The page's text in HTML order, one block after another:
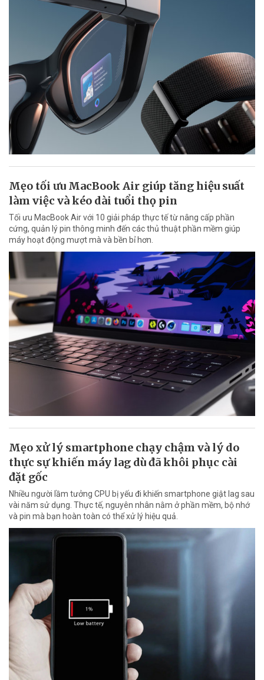
Mẹo tối ưu MacBook Air giúp tăng hiệu suất
làm việc và kéo dài tuổi thọ pin
Tối ưu MacBook Air với 10 giải pháp thực tế từ nâng cấp phần
cứng, quản lý pin thông minh đến các thủ thuật phần mềm giúp
máy hoạt động mượt mà và bền bỉ hơn.
Mẹo xử lý smartphone chạy chậm và lý do
thực sự khiến máy lag dù đã khôi phục cài
đặt gốc
Nhiều người lầm tưởng CPU bị yếu đi khiến smartphone giật lag sau
vài năm sử dụng. Thực tế, nguyên nhân nằm ở phần mềm, bộ nhớ
và pin mà bạn hoàn toàn có thể xử lý hiệu quả.